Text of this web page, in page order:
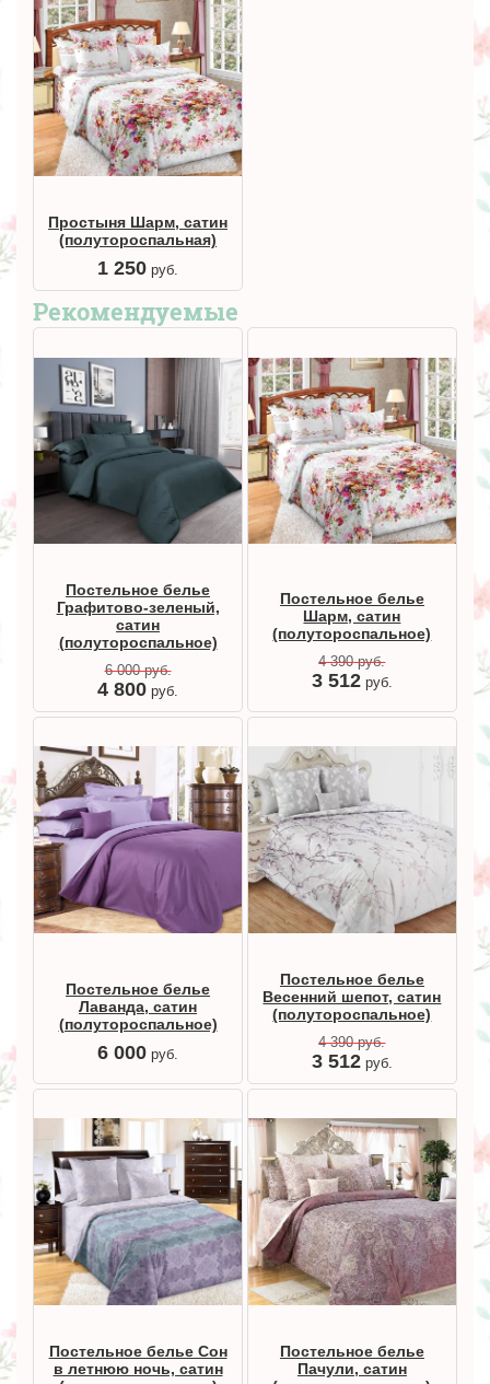
Простыня Шарм, сатин
(полутороспальная)
1 250 руб.
Рекомендуемые
Постельное белье
Графитово-зеленый,
сатин
(полутороспальное)
6 000руб.
4 800 руб.
Постельное белье
Шарм, сатин
(полутороспальное)
4 390руб.
3 512руб.
Постельное белье
Лаванда, сатин
(полутороспальное)
6 000 руб.
Постельное белье
Весенний шепот, сатин
(полутороспальное)
4 390руб.
3 512руб.
Постельное белье Сон
в летнюю ночь, сатин
Постельное белье
Пачули, сатин